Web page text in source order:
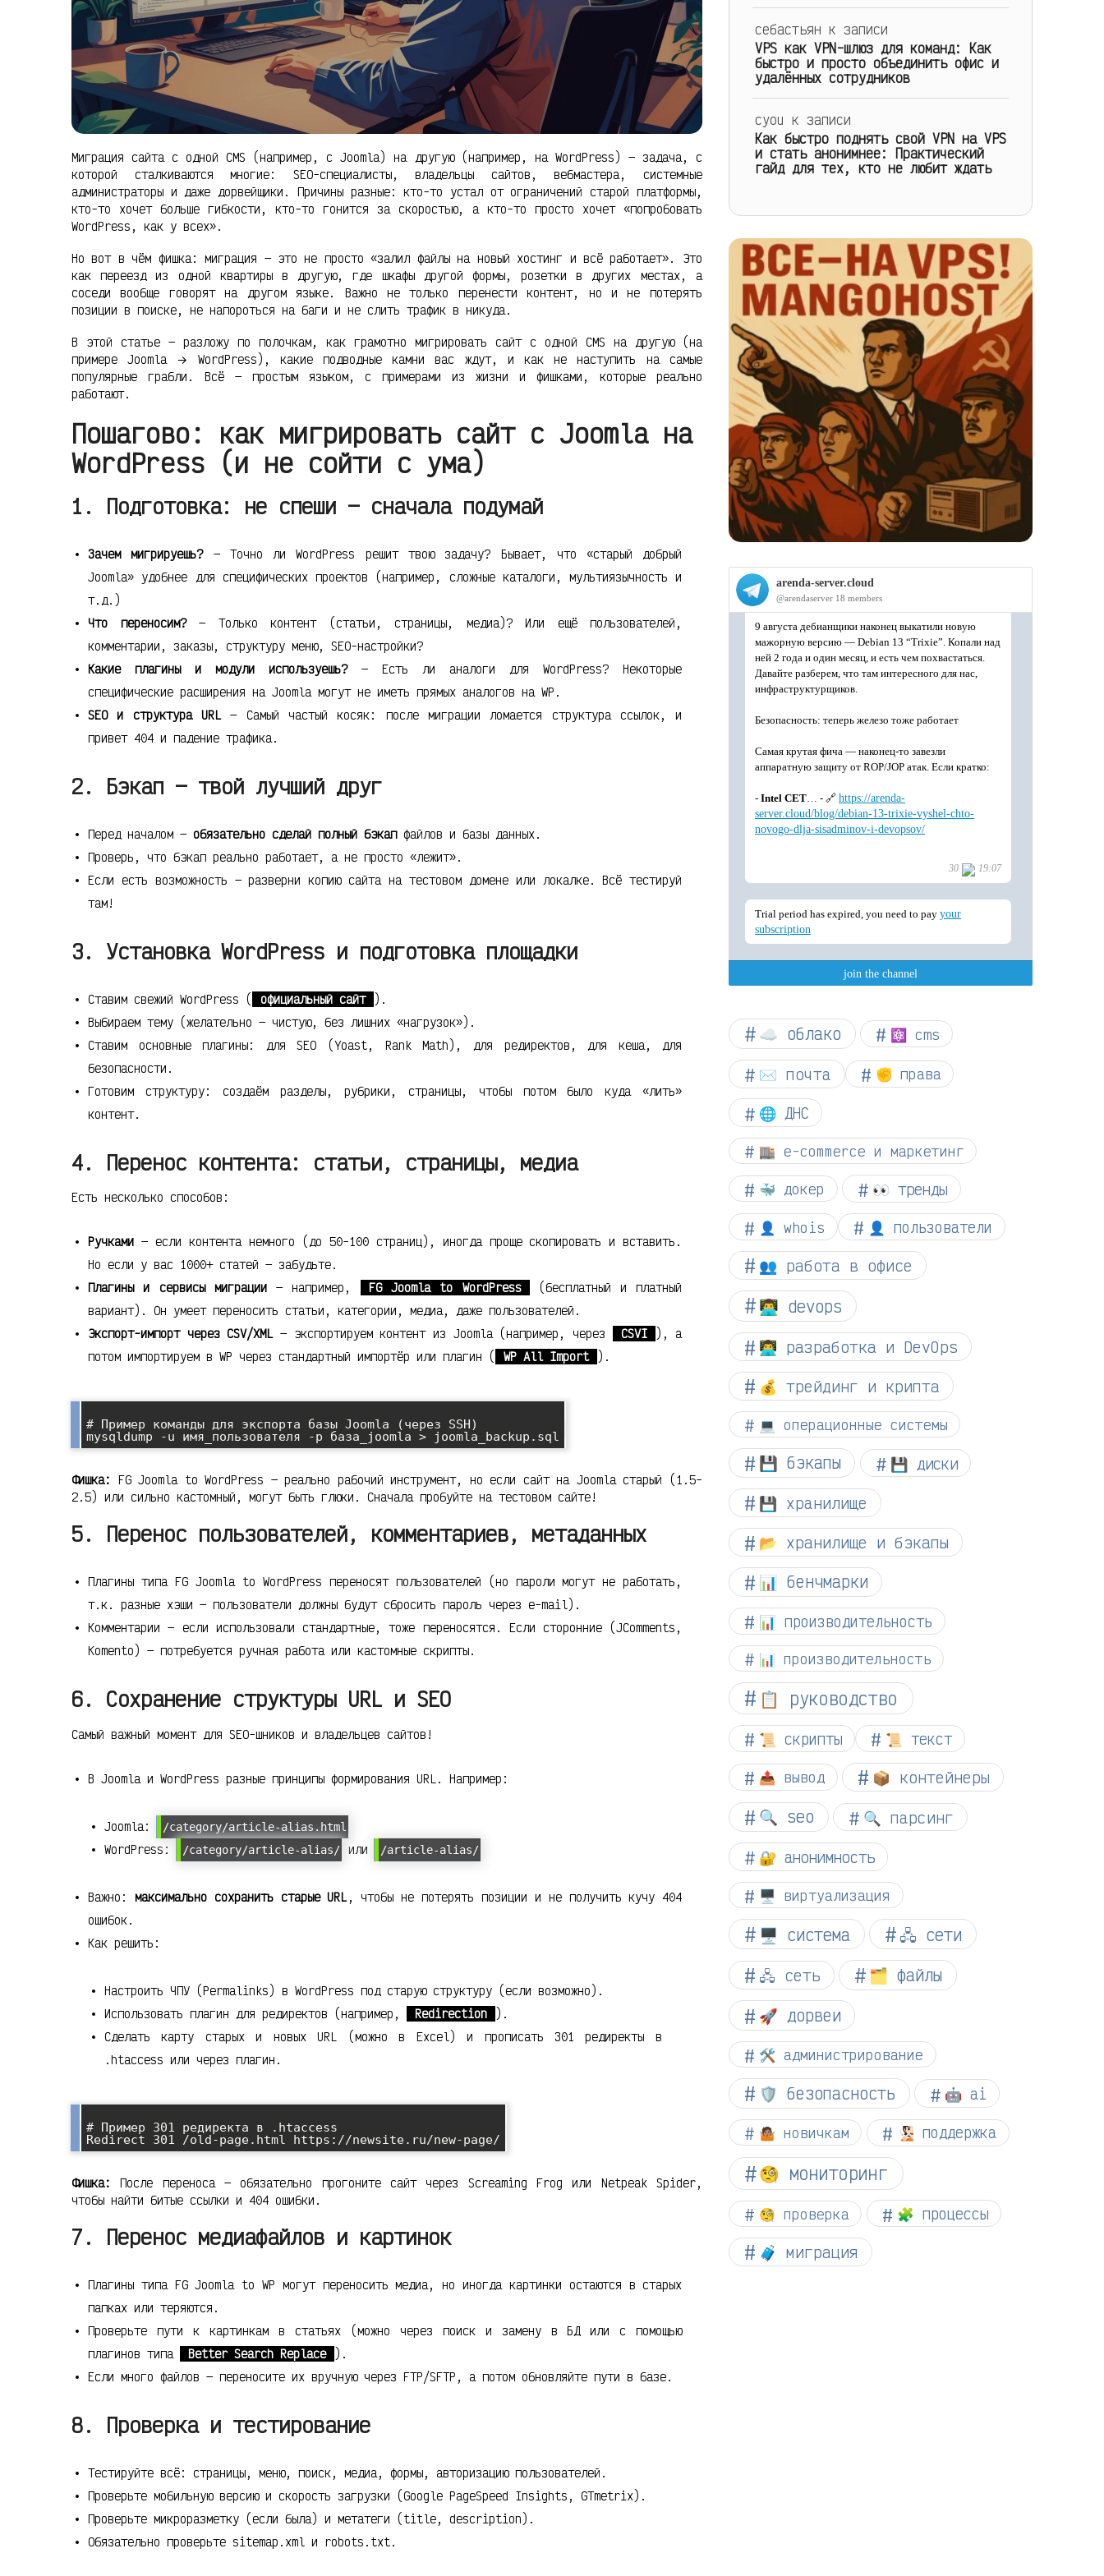
Миграция сайта с одной CMS (например, с Joomla) на другую (например, на WordPress) — задача, с
которой сталкиваются многие: SEO-специалисты, владельцы сайтов, вебмастера, системные
администраторы и даже дорвейщики. Причины разные: кто-то устал от ограничений старой платформы,
кто-то хочет больше гибкости, кто-то гонится за скоростью, а кто-то просто хочет «попробовать
WordPress, как у всех».
Но вот в чём фишка: миграция — это не просто «залил файлы на новый хостинг и всё работает». Это
как переезд из одной квартиры в другую, где шкафы другой формы, розетки в других местах, а
соседи вообще говорят на другом языке. Важно не только перенести контент, но и не потерять
позиции в поиске, не напороться на баги и не слить трафик в никуда.
В этой статье — разложу по полочкам, как грамотно мигрировать сайт с одной CMS на другую (на
примере Joomla → WordPress), какие подводные камни вас ждут, и как не наступить на самые
популярные грабли. Всё — простым языком, с примерами из жизни и фишками, которые реально
работают.
Пошагово: как мигрировать сайт с Joomla на
WordPress (и не сойти с ума)
1. Подготовка: не спеши — сначала подумай
Зачем мигрируешь?— Точно ли WordPress решит твою задачу? Бывает, что «старый добрый
Joomla» удобнее для специфических проектов (например, сложные каталоги, мультиязычность и
т.д.)
Что переносим?— Только контент (статьи, страницы, медиа)? Или ещё пользователей,
комментарии, заказы, структуру меню, SEO-настройки?
Какие плагины и модули используешь?— Есть ли аналоги для WordPress? Некоторые
специфические расширения на Joomla могут не иметь прямых аналогов на WP.
SEO и структура URL— Самый частый косяк: после миграции ломается структура ссылок, и
привет 404 и падение трафика.
2. Бэкап — твой лучший друг
Перед началом — обязательно сделай полный бэкапфайлов и базы данных.
Проверь, что бэкап реально работает, а не просто «лежит».
Если есть возможность — разверни копию сайта на тестовом домене или локалке. Всё тестируй
там!
3. Установка WordPress и подготовка площадки
Ставим свежий WordPress ( официальный сайт
).
Выбираем тему (желательно — чистую, без лишних «нагрузок»).
Ставим основные плагины: для SEO (Yoast, Rank Math), для редиректов, для кеша, для
безопасности.
Готовим структуру: создаём разделы, рубрики, страницы, чтобы потом было куда «лить»
контент.
4. Перенос контента: статьи, страницы, медиа
Есть несколько способов:
Ручками — если контента немного (до 50-100 страниц), иногда проще скопировать и вставить.
Но если у вас 1000+ статей — забудьте.
Плагины и сервисы миграции— например, FG Joomla to WordPress
(бесплатный и платный
вариант). Он умеет переносить статьи, категории, медиа, даже пользователей.
Экспорт-импорт через CSV/XML— экспортируем контент из Joomla (например, через CSVI
), а
потом импортируем в WP через стандартный импортёр или плагин (
WP All Import ).
# Пример команды для экспорта базы Joomla (через SSH)
Фишка: FG Joomla to WordPress — реально рабочий инструмент, но если сайт на Joomla старый (1.5-
2.5) или сильно кастомный, могут быть глюки. Сначала пробуйте на тестовом сайте!
5. Перенос пользователей, комментариев, метаданных
Плагины типа FG Joomla to WordPress переносят пользователей (но пароли могут не работать,
т.к. разные хэши — пользователи должны будут сбросить пароль через e-mail).
Комментарии — если использовали стандартные, тоже переносятся. Если сторонние (JComments,
Komento) — потребуется ручная работа или кастомные скрипты.
6. Сохранение структуры URL и SEO
Самый важный момент для SEO-шников и владельцев сайтов!
В Joomla и WordPress разные принципы формирования URL. Например:
Joomla: /category/article-alias.html
WordPress: /category/article-alias/ или /article-alias/
Важно: максимально сохранить старые URL, чтобы не потерять позиции и не получить кучу 404
ошибок.
Как решить:
Настроить ЧПУ (Permalinks) в WordPress под старую структуру (если возможно).
Использовать плагин для редиректов (например,
Redirection
).
Сделать карту старых и новых URL (можно в Excel) и прописать 301 редиректы в
.htaccess или через плагин.
# Пример 301 редиректа в .htaccess
Фишка:
После переноса — обязательно прогоните сайт через Screaming Frog или Netpeak Spider,
чтобы найти битые ссылки и 404 ошибки.
7. Перенос медиафайлов и картинок
Плагины типа FG Joomla to WP могут переносить медиа, но иногда картинки остаются в старых
папках или теряются.
Проверьте пути к картинкам в статьях (можно через поиск и замену в БД или с помощью
плагинов типа
Better Search Replace
).
Если много файлов — переносите их вручную через FTP/SFTP, а потом обновляйте пути в базе.
8. Проверка и тестирование
Тестируйте всё: страницы, меню, поиск, медиа, формы, авторизацию пользователей.
Проверьте мобильную версию и скорость загрузки (Google PageSpeed Insights, GTmetrix).
Проверьте микроразметку (если была) и метатеги (title, description).
Обязательно проверьте sitemap.xml и robots.txt.
себастьян к записи
VPS как VPN-шлюз для команд: Как
быстро и просто объединить офис и
удалённых сотрудников
cyou к записи
Как быстро поднять свой VPN на VPS
и стать анонимнее: Практический
гайд для тех, кто не любит ждать
☁︎ облако ⚛ cms
✉️ почта ✊ права
🌐 ДНС
🏬 e-commerce и маркетинг
🐳 докер 👀 тренды
👤 whois 👤 пользователи
👥 работа в офисе
👨‍💻 devops
👨‍💻 разработка и DevOps
💰 трейдинг и крипта
💻 операционные системы
💾 бэкапы 💾 диски
💾 хранилище
📂 хранилище и бэкапы
📊 бенчмарки
📊 производительность
📊 производительность
📋 руководство
📜 скрипты 📜 текст
📤 вывод 📦 контейнеры
🔍 seo 🔍 парсинг
🔐 анонимность
🖥️ виртуализация
🖥️ система 🖧 сети
🖧 сеть 🗂️ файлы
🚀 дорвеи
🛠️ администрирование
🛡️ безопасность 🤖 ai
🤷🏽 новичкам 🧏🏻 поддержка
🧐 мониторинг
🧐 проверка 🧩 процессы
🧳 миграция